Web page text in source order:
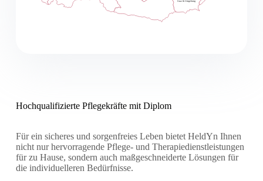
Hochqualifizierte Pflegekräfte mit Diplom
Für ein sicheres und sorgenfreies Leben bietet HeldYn Ihnen
nicht nur hervorragende Pflege- und Therapiedienstleistungen
für zu Hause, sondern auch maßgeschneiderte Lösungen für
die individuelleren Bedürfnisse.